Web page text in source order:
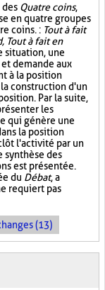
Quatre coins,
en quatre groupes
coins. : Tout à fait
Tout à fait en
situation, une
demande aux
à la position
construction d'un
Par la suite,
les
qui génère une
la position
l'activité par un
synthèse des
est présentée.
du Débat, a
requiert pas
(13)